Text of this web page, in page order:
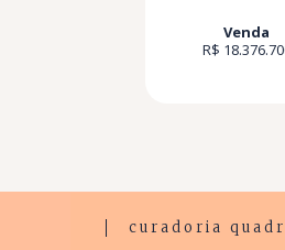
Venda
R$
curadoria